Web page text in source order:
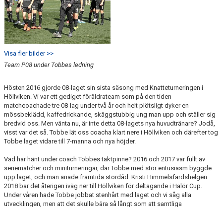
FRITIDSKORTET 2026
Visa fler bilder >>
Team P08 under Tobbes ledning
Hösten 2016 gjorde 08-laget sin sista säsong med Knatteturneringen i
Höllviken. Vi var ett gediget föräldrateam som på den tiden
matchcoachade tre 08-lag under två år och helt plötsligt dyker en
mössbeklädd, kaffedrickande, skäggstubbig ung man upp och ställer sig
bredvid oss. Men vänta nu, är inte detta 08-lagets nya huvudtränare? Jodå,
visst var det så. Tobbe lät oss coacha klart nere i Höllviken och därefter tog
Tobbe laget vidare till 7-manna och nya höjder.
Vad har hänt under coach Tobbes taktpinne? 2016 och 2017 var fullt av
seriematcher och miniturneringar, där Tobbe med stor entusiasm byggde
upp laget, och man anade framtida stordåd. Kristi Himmelsfärdshelgen
2018 bar det återigen iväg ner till Höllviken för deltagande i Halör Cup.
Under våren hade Tobbe jobbat stenhårt med laget och vi såg alla
utvecklingen, men att det skulle bära så långt som att samtliga